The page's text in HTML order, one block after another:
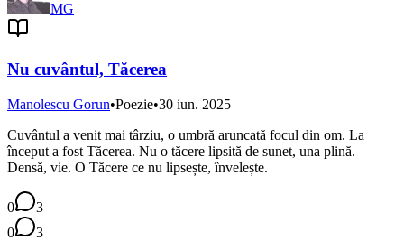
MG
Nu cuvântul, Tăcerea
Manolescu Gorun•Poezie•30 iun. 2025
Cuvântul a venit mai târziu, o umbră aruncată focul din om. La
început a fost Tăcerea. Nu o tăcere lipsită de sunet, una plină.
Densă, vie. O Tăcere ce nu lipsește, învelește.
0
3
0
3